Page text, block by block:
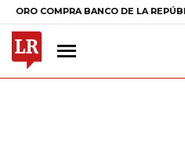
BANCO DE LA REPÚBLICA $